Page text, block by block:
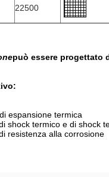
22500
può essere progettato
espansione termica
shock termico e di shock
resistenza alla corrosione